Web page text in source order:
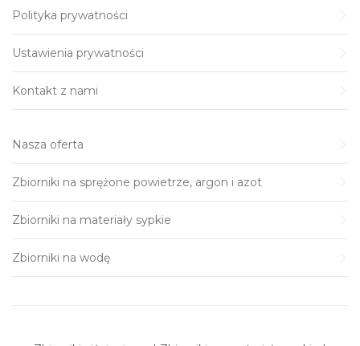
Polityka prywatności
Ustawienia prywatności
Kontakt z nami
Nasza oferta
Zbiorniki na sprężone powietrze, argon i azot
Zbiorniki na materiały sypkie
Zbiorniki na wodę